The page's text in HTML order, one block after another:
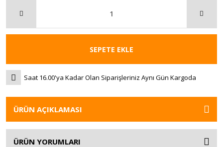
SEPETE EKLE
Saat 16.00'ya Kadar Olan Siparişleriniz Aynı Gün Kargoda
ÜRÜN AÇIKLAMASI
ÜRÜN YORUMLARI